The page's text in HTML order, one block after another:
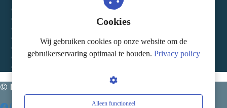
Achtergrond artikelen
Handleidingen
Therapeuten die onze apparatuur gebruiken
© MagnaCare
Cookies
Wij gebruiken cookies op onze website om de
gebruikerservaring optimaal te houden. Privacy policy
Alleen functioneel